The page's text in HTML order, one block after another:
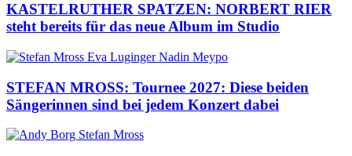
KASTELRUTHER SPATZEN: NORBERT RIER
steht bereits für das neue Album im Studio
STEFAN MROSS: Tournee 2027: Diese beiden
Sängerinnen sind bei jedem Konzert dabei